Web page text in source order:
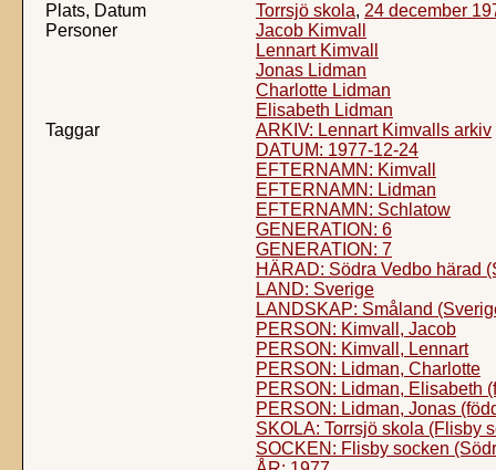
Plats, Datum Torrsjö skola, 24 december
Personer
Jacob Kimvall
Lennart Kimvall
Jonas Lidman
Charlotte Lidman
Elisabeth Lidman
Taggar
ARKIV: Lennart Kimvalls arkiv
DATUM: 1977-12-24
EFTERNAMN: Kimvall
EFTERNAMN: Lidman
EFTERNAMN: Schlatow
GENERATION: 6
GENERATION: 7
HÄRAD: Södra Vedbo härad
LAND: Sverige
LANDSKAP: Småland
PERSON: Kimvall, Jacob
PERSON: Kimvall, Lennart
PERSON: Lidman, Charlotte
PERSON: Lidman, Elisabeth
PERSON: Lidman, Jonas
SKOLA: Torrsjö skola (Flisby
SOCKEN: Flisby socken